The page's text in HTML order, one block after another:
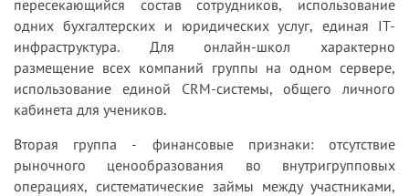
пересекающийся состав сотрудников, использование
одних бухгалтерских и юридических услуг, единая IT-
инфраструктура. Для онлайн-школ характерно
размещение всех компаний группы на одном сервере,
использование единой CRM-системы, общего личного
кабинета для учеников.
Вторая группа - финансовые признаки: отсутствие
рыночного ценообразования во внутригрупповых
операциях, систематические займы между участниками,